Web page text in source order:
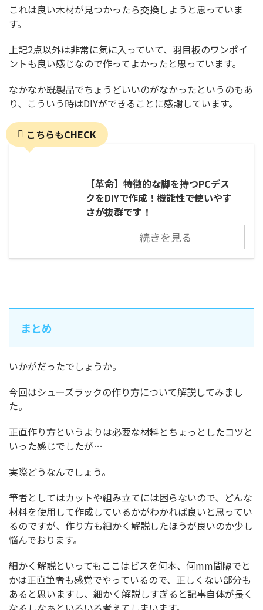
これは良い木材が見つかったら交換しようと思っていま
す。
上記2点以外は非常に気に入っていて、羽目板のワンポイ
ントも良い感じなので作ってよかったと思っています。
なかなか既製品でちょうどいいのがなかったというのもあ
り、こういう時はDIYができることに感謝しています。
こちらもCHECK
【革命】特徴的な脚を持つPCデス
クをDIYで作成！機能性で使いやす
さが抜群です！
続きを見る
まとめ
いかがだったでしょうか。
今回はシューズラックの作り方について解説してみまし
た。
正直作り方というよりは必要な材料とちょっとしたコツと
いった感じでしたが…
実際どうなんでしょう。
筆者としてはカットや組み立てには困らないので、どんな
材料を使用して作成しているかがわかれば良いと思ってい
るのですが、作り方も細かく解説したほうが良いのか少し
悩んでおります。
細かく解説といってもここはビスを何本、何mm間隔でと
かは正直筆者も感覚でやっているので、正しくない部分も
あると思いますし、細かく解説しすぎると記事自体が長く